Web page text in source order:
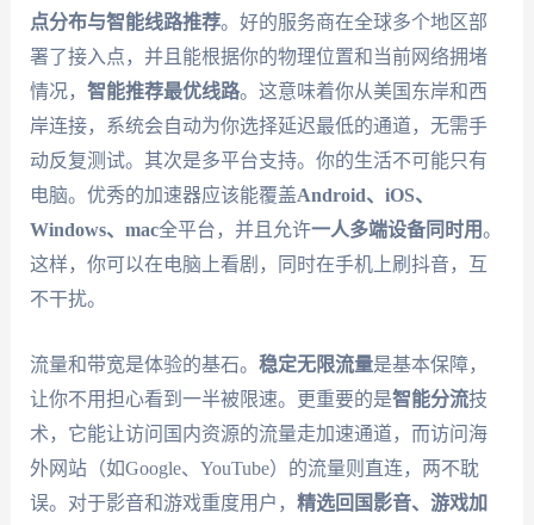
点分布与智能线路推荐。好的服务商在全球多个地区部
署了接入点，并且能根据你的物理位置和当前网络拥堵
情况， 智能推荐最优线路。这意味着你从美国东岸和西
岸连接，系统会自动为你选择延迟最低的通道，无需手
动反复测试。其次是多平台支持。你的生活不可能只有
电脑。优秀的加速器应该能覆盖Android、iOS、
Windows、mac全平台，并且允许一人多端设备同时用。
这样，你可以在电脑上看剧，同时在手机上刷抖音，互
不干扰。
流量和带宽是体验的基石。 稳定无限流量是基本保障，
让你不用担心看到一半被限速。更重要的是智能分流技
术，它能让访问国内资源的流量走加速通道，而访问海
外网站（如Google、YouTube）的流量则直连，两不耽
误。对于影音和游戏重度用户， 精选回国影音、游戏加